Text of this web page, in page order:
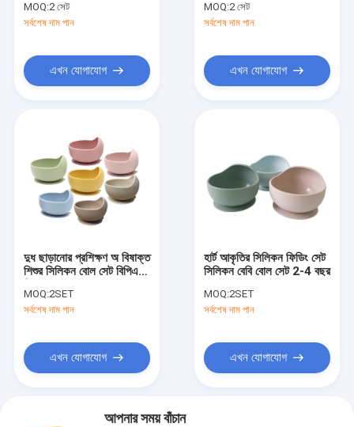
MOQ:2 সেট
সর্বশেষ দাম পান
এখন যোগাযোগ
সহ
MOQ:2 সেট
সর্বশেষ দাম পান
এখন যোগাযোগ
দুধ ছাড়ানোর প্রশিক্ষণ অ বিষাক্ত
শিশুর সিলিকন বোল সেট বিপিএ
MOQ:2SET
সর্বশেষ দাম পান
এখন যোগাযোগ
হার্ট আকৃতির সিলিকন ফিডিং সেট
সিলিকন বেবি বোল সেট 2-4 বছর
MOQ:2SET
সর্বশেষ দাম পান
এখন যোগাযোগ
আপনার সময় বাঁচান